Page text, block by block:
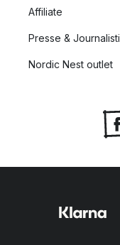
Affiliate
Presse &
Nordic Nest outlet